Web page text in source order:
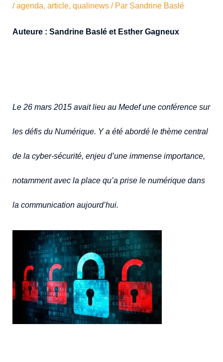
/agenda,article,qualinews / Par Sandrine Baslé
Auteure : Sandrine Baslé et Esther Gagneux
Le 26 mars 2015 avait lieu au Medef une conférence sur
les défis du Numérique. Y a été abordé le thème central
de la cyber-sécurité, enjeu d’une immense importance,
notamment avec la place qu’a prise le numérique dans
la communication aujourd’hui.